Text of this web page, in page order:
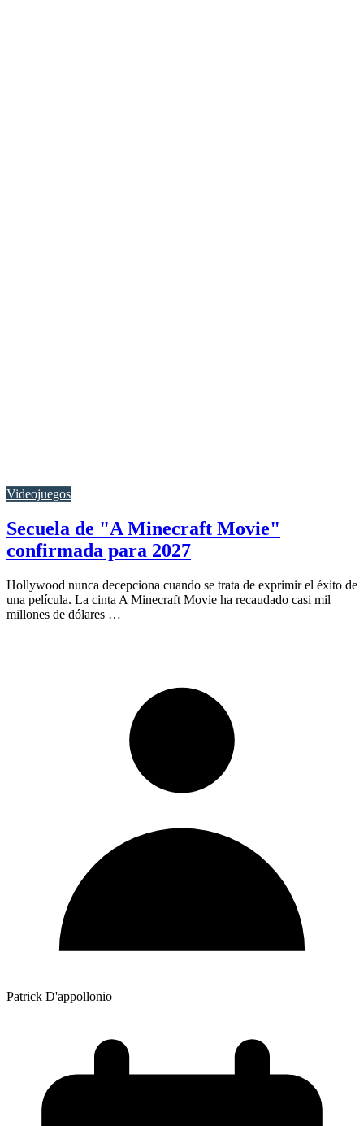
Videojuegos
Secuela de "A Minecraft Movie"
confirmada para 2027
Hollywood nunca decepciona cuando se trata de exprimir el éxito de
una película. La cinta A Minecraft Movie ha recaudado casi mil
millones de dólares …
Patrick D'appollonio